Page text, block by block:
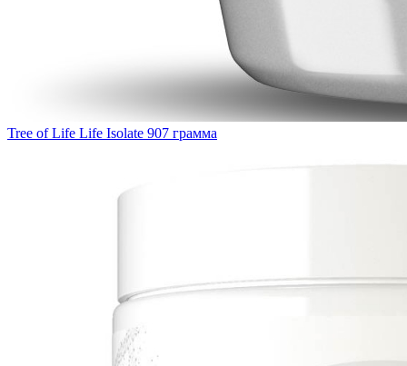
Tree of Life Life Isolate 907 грамма